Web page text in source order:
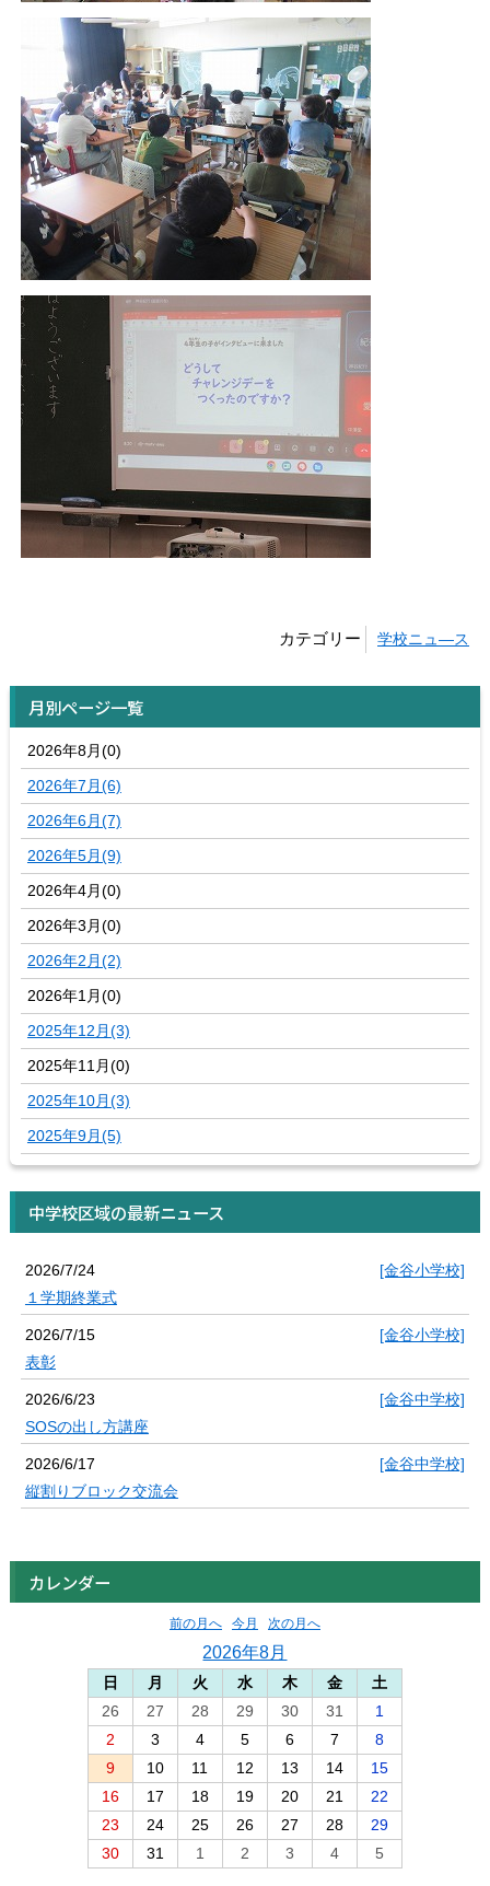
カテゴリー 学校ニュ―ス
月別ページ一覧
2026年8月(0)
2026年7月(6)
2026年6月(7)
2026年5月(9)
2026年4月(0)
2026年3月(0)
2026年2月(2)
2026年1月(0)
2025年12月(3)
2025年11月(0)
2025年10月(3)
2025年9月(5)
中学校区域の最新ニュース
2026/7/24
[金谷小学校]
１学期終業式
2026/7/15
[金谷小学校]
表彰
2026/6/23
[金谷中学校]
SOSの出し方講座
2026/6/17
[金谷中学校]
縦割りブロック交流会
カレンダー
前の月へ 今月 次の月へ
2026年8月
日 月 火 水 木 金
土
26
27 28 29 30 31
1
2
3 4 5 6 7
8
9
10 11 12 13 14
15
16
17 18 19 20 21
22
23
24 25 26 27 28
29
30
31 1 2 3 4 5